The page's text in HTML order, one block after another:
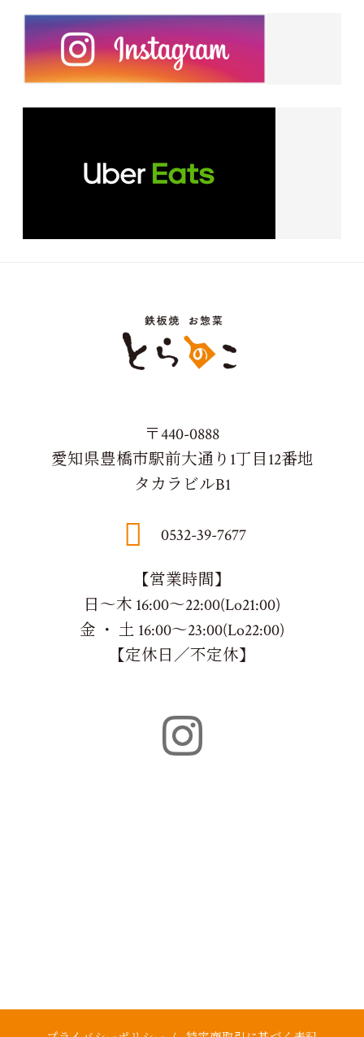
〒440-0888
愛知県豊橋市駅前大通り1丁目12番地
タカラビルB1
0532-39-7677
【営業時間】
日～木 16:00～22:00(Lo21:00)
金 ・ 土 16:00～23:00(Lo22:00)
【定休日／不定休】